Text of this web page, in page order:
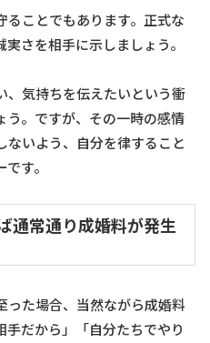
ることでもあります。正式な
さを相手に示しましょう。
、気持ちを伝えたいという衝
う。ですが、その一時の感情
ないよう、自分を律すること
す。
通常通り成婚料が発生
った場合、当然ながら成婚料
だから」「自分たちでやり